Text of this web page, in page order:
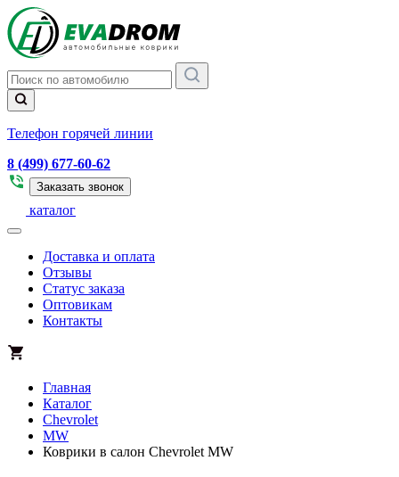
Телефон горячей линии
8 (499) 677-60-62
Заказать звонок
каталог
Доставка и оплата
Отзывы
Статус заказа
Оптовикам
Контакты
Главная
Каталог
Chevrolet
MW
Коврики в салон Chevrolet MW